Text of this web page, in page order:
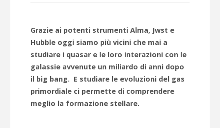
Grazie ai potenti strumenti Alma, Jwst e
Hubble oggi siamo più vicini che mai a
studiare i quasar e le loro interazioni con le
galassie avvenute un miliardo di anni dopo
il big bang. E studiare le evoluzioni del gas
primordiale ci permette di comprendere
meglio la formazione stellare.